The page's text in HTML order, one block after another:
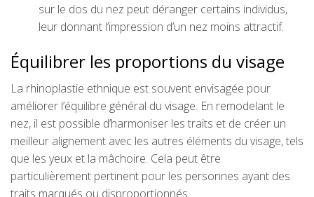
sur le dos du nez peut déranger certains individus,
leur donnant l’impression d’un nez moins attractif.
Équilibrer les proportions du visage
La rhinoplastie ethnique est souvent envisagée pour
améliorer l’équilibre général du visage. En remodelant le
nez, il est possible d’harmoniser les traits et de créer un
meilleur alignement avec les autres éléments du visage, tels
que les yeux et la mâchoire. Cela peut être
particulièrement pertinent pour les personnes ayant des
traits marqués ou disproportionnés.